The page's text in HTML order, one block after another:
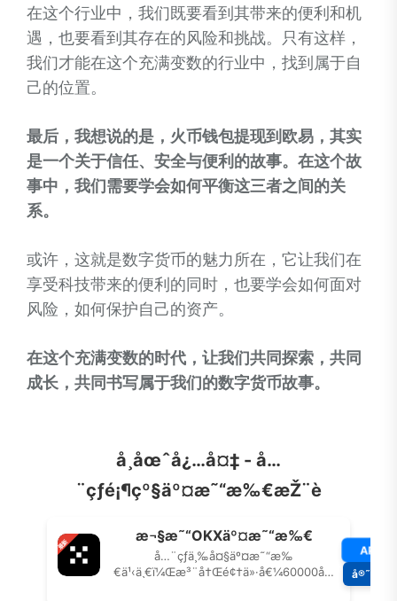
在这个行业中，我们既要看到其带来的便利和机
遇，也要看到其存在的风险和挑战。只有这样，
我们才能在这个充满变数的行业中，找到属于自
己的位置。
最后，我想说的是，火币钱包提现到欧易，其实
是一个关于信任、安全与便利的故事。在这个故
事中，我们需要学会如何平衡这三者之间的关
系。
或许，这就是数字货币的魅力所在，它让我们在
享受科技带来的便利的同时，也要学会如何面对
风险，如何保护自己的资产。
在这个充满变数的时代，让我们共同探索，共同
成长，共同书写属于我们的数字货币故事。